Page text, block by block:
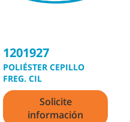
1201927
POLIÉSTER CEPILLO
FREG. CIL
Solicite
información